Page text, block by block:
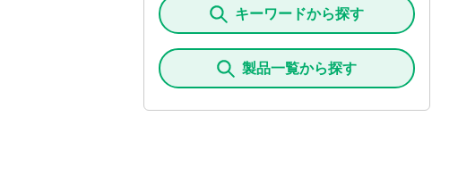
キーワードから探す
製品一覧から探す